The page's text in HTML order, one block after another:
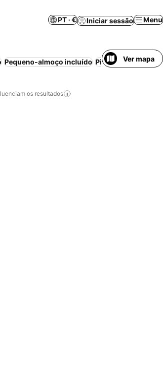
PT · € Iniciar sessão Menu
Pequeno-almoço incluído Piscina Animais
Ver mapa
os resultados
aos favoritos
aos favoritos